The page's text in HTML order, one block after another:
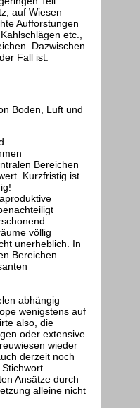
auf Wiesen
Aufforstungen
etc.,
Dazwischen
Fall ist.
Boden, Luft und
Bereichen
Kurzfristig ist
völlig
unerheblich. In
Bereichen
abhängig
wenigstens auf
also, die
oder extensive
wieder
derzeit noch
Ansätze durch
alleine nicht